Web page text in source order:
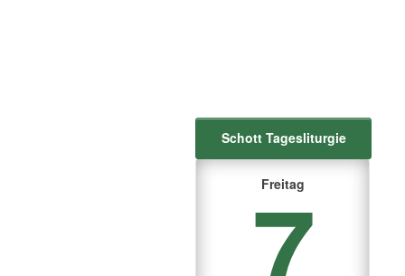
Schott Tagesliturgie
Freitag